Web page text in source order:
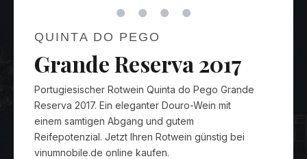
QUINTA DO PEGO
Grande Reserva 2017
Portugiesischer Rotwein Quinta do Pego Grande
Reserva 2017. Ein eleganter Douro-Wein mit
einem samtigen Abgang und gutem
Reifepotenzial. Jetzt Ihren Rotwein günstig bei
vinumnobile.de online kaufen.